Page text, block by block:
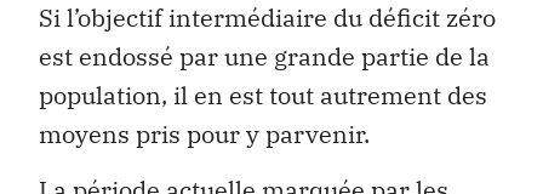
Si l’objectif intermédiaire du déficit zéro
est endossé par une grande partie de la
population, il en est tout autrement des
moyens pris pour y parvenir.